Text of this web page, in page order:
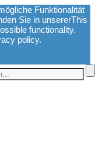
Funktionalität
Sie in unsererThis
functionality.
policy.